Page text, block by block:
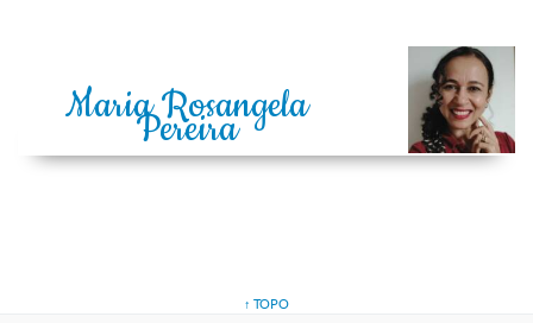
Maria Rosangela
Pereira
↑ TOPO